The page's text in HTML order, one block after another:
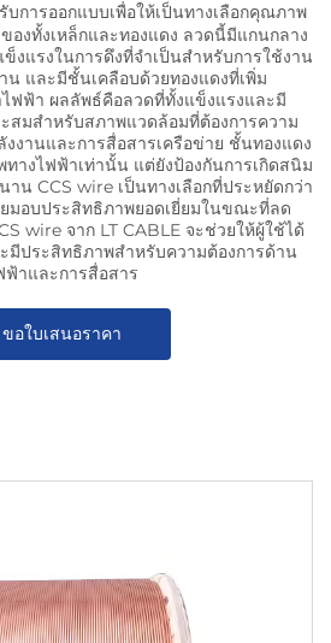
บการออกแบบเพื่อให้เป็นทางเลือกคุณภาพ
องทั้งเหล็กและทองแดง ลวดนี้มีแกนกลาง
งแรงในการดึงที่จำเป็นสำหรับการใช้งาน
น และมีชั้นเคลือบด้วยทองแดงที่เพิ่ม
ฟฟ้า ผลลัพธ์คือลวดที่ทั้งแข็งแรงและมี
สมสำหรับสภาพแวดล้อมที่ต้องการความ
งานและการสื่อสารเครือข่าย ชั้นทองแดง
ทางไฟฟ้าเท่านั้น แต่ยังป้องกันการเกิดสนิม
าน CCS wire เป็นทางเลือกที่ประหยัดกว่า
มอบประสิทธิภาพยอดเยี่ยมในขณะที่ลด
wire จาก LT CABLE จะช่วยให้ผู้ใช้ได้
มีประสิทธิภาพสำหรับความต้องการด้าน
ฟ้าและการสื่อสาร
ขอใบเสนอราคา